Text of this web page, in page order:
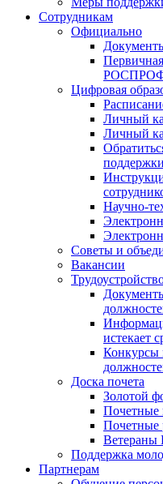
Сотрудникам
Официально
Цифровая
Личный
Личный
поддержки
Научно-
Советы и
Вакансии
истекает
Конкурсы
Доска почета
Золотой
Почетные
Почетные
Поддержка
Партнерам